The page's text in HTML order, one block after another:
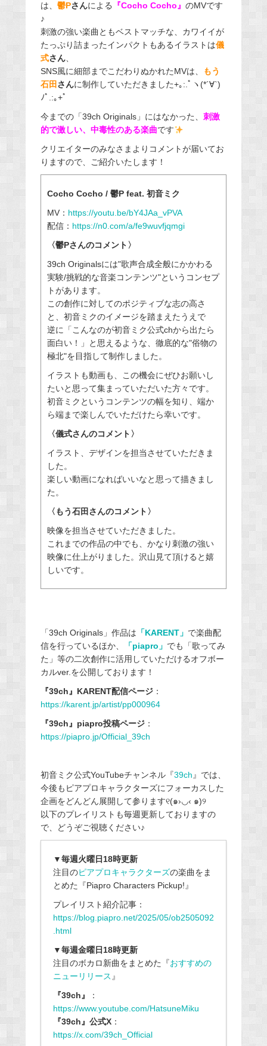
は、 鬱Pさんによる 『Cocho Cocho』 のMVです
♪
刺激の強い楽曲ともベストマッチな、カワイイが
たっぷり詰まったインパクトもあるイラストは儀
式さん、
SNS風に細部までこだわりぬかれたMVは、
もう
石田 さんに制作していただきました+｡:.ﾟヽ(*´∀`)
ﾉﾟ.:｡+ﾟ
今までの「39ch Originals」にはなかった、 刺激
的で激しい、中毒性のある楽曲です
クリエイターのみなさまよりコメントが届いてお
りますので、ご紹介いたします！
Cocho Cocho / 鬱P feat. 初音ミク
MV： https://youtu.be/bY4JAa_vPVA
配信： https://n0.com/a/fe9wuvfjqmgi
〈鬱Pさんのコメント〉
39ch Originalsには"歌声合成全般にかかわる
実験/挑戦的な音楽コンテンツ"というコンセプ
トがあります。
この創作に対してのポジティブな志の高さ
と、初音ミクのイメージを踏まえたうえで
逆に「こんなのが初音ミク公式chから出たら
面白い！」と思えるような、徹底的な"俗物の
極北"を目指して制作しました。
イラストも動画も、この機会にぜひお願いし
たいと思って集まっていただいた方々です。
初音ミクというコンテンツの幅を知り、端か
ら端まで楽しんでいただけたら幸いです。
〈儀式さんのコメント〉
イラスト、デザインを担当させていただきま
した。
楽しい動画になればいいなと思って描きまし
た。
〈もう石田さんのコメント〉
映像を担当させていただきました。
これまでの作品の中でも、かなり刺激の強い
映像に仕上がりました。沢山見て頂けると嬉
しいです。
「39ch Originals」作品は 「KARENT」 で楽曲配
信を行っているほか、
「piapro」 でも「歌ってみ
た」等の二次創作に活用していただけるオフボー
カルver.を公開しております！
『39ch』KARENT配信ページ：
https://karent.jp/artist/pp000964
『39ch』piapro投稿ページ：
https://piapro.jp/Official_39ch
初音ミク公式YouTubeチャンネル『39ch』では、
今後もピアプロキャラクターズにフォーカスした
企画をどんどん展開して参ります୧(๑›◡‹ ๑)୨
以下のプレイリストも毎週更新しておりますの
で、
どうぞご視聴ください♪
▼毎週火曜日18時更新
注目のピアプロキャラクターズの楽曲をま
とめた『Piapro Characters Pickup!』
プレイリスト紹介記事：
https://blog.piapro.net/2025/05/ob2505092
.html
▼毎週金曜日18時更新
注目のボカロ新曲をまとめた『おすすめの
ニューリリース 』
『39ch』
：
https://www.youtube.com/HatsuneMiku
『39ch』公式X：
https://x.com/39ch_Official